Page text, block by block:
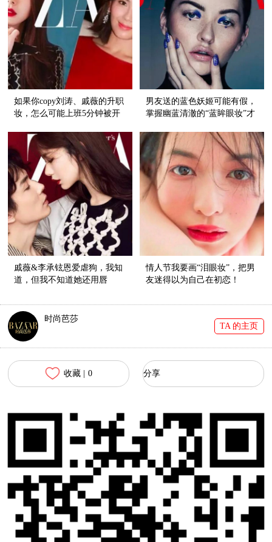
如果你copy刘涛、戚薇的升职
妆，怎么可能上班5分钟被开
男友送的蓝色妖姬可能有假，
掌握幽蓝清澈的“蓝眸眼妆”才
戚薇&李承铉恩爱虐狗，我知
道，但我不知道她还用唇
情人节我要画“泪眼妆”，把男
友迷得以为自己在初恋！
时尚芭莎
TA 的主页
收藏 | 0 分享